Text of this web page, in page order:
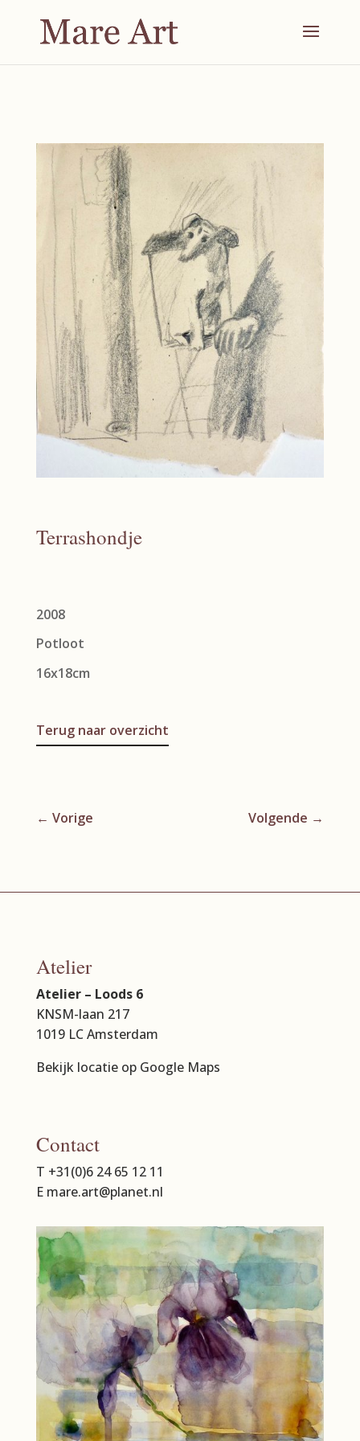
Terrashondje
2008
Potloot
16x18cm
Terug naar overzicht
← Vorige Volgende →
Atelier
Atelier – Loods 6
KNSM-laan 217
1019 LC Amsterdam
Bekijk locatie op Google Maps
Contact
T +31(0)6 24 65 12 11
E mare.art@planet.nl